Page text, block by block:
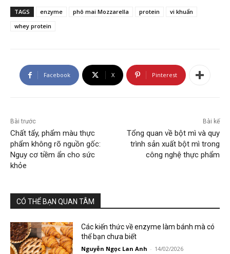
TAGS enzyme phô mai Mozzarella protein
vi khuẩn
whey protein
Facebook X Pinterest
Bài trước
Chất tẩy, phẩm màu thực
phẩm không rõ nguồn gốc:
Nguy cơ tiềm ẩn cho sức
khỏe
Bài kế
Tổng quan về bột mì và quy
trình sản xuất bột mì trong
công nghệ thực phẩm
CÓ THỂ BẠN QUAN TÂM
Các kiến thức về enzyme làm bánh mà có
thể bạn chưa biết
Nguyễn Ngọc Lan Anh - 14/02/2026